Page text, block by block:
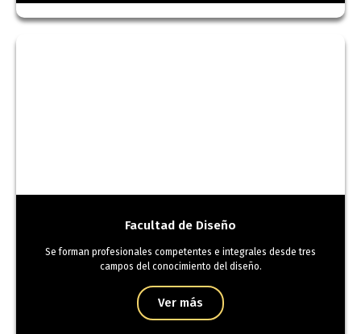
Facultad de Diseño
Se forman profesionales competentes e integrales desde tres
campos del conocimiento del diseño.
Ver más